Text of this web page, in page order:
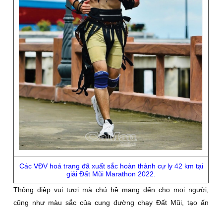
Các VÐV hoá trang đã xuất sắc hoàn thành cự ly 42 km tại
giải Ðất Mũi Marathon 2022.
Thông điệp vui tươi mà chú hề mang đến cho mọi người,
cũng như màu sắc của cung đường chạy Ðất Mũi, tạo ấn